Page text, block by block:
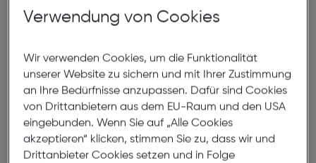
Nikon LC-1424
Objektivdeckel
Verwendung von Cookies
Wir verwenden Cookies, um die Funktionalität
unserer Website zu sichern und mit Ihrer Zustimmung
an Ihre Bedürfnisse anzupassen. Dafür sind Cookies
von Drittanbietern aus dem EU-Raum und den USA
eingebunden. Wenn Sie auf „Alle Cookies
akzeptieren“ klicken, stimmen Sie zu, dass wir und
Drittanbieter Cookies setzen und in Folge